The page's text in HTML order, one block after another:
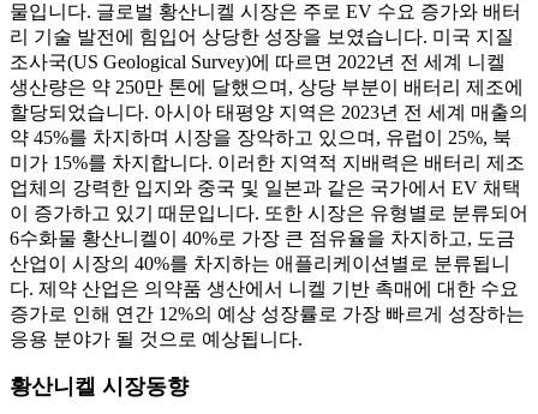
물입니다. 글로벌 황산니켈 시장은 주로 EV 수요 증가와 배터
리 기술 발전에 힘입어 상당한 성장을 보였습니다. 미국 지질
조사국(US Geological Survey)에 따르면 2022년 전 세계 니켈
생산량은 약 250만 톤에 달했으며, 상당 부분이 배터리 제조에
할당되었습니다. 아시아 태평양 지역은 2023년 전 세계 매출의
약 45%를 차지하며 시장을 장악하고 있으며, 유럽이 25%, 북
미가 15%를 차지합니다. 이러한 지역적 지배력은 배터리 제조
업체의 강력한 입지와 중국 및 일본과 같은 국가에서 EV 채택
이 증가하고 있기 때문입니다. 또한 시장은 유형별로 분류되어
6수화물 황산니켈이 40%로 가장 큰 점유율을 차지하고, 도금
산업이 시장의 40%를 차지하는 애플리케이션별로 분류됩니
다. 제약 산업은 의약품 생산에서 니켈 기반 촉매에 대한 수요
증가로 인해 연간 12%의 예상 성장률로 가장 빠르게 성장하는
응용 분야가 될 것으로 예상됩니다.
황산니켈 시장동향